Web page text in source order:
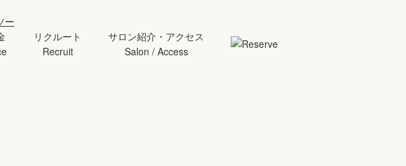
リクルート
Recruit
サロン紹介・アクセス
Salon / Access